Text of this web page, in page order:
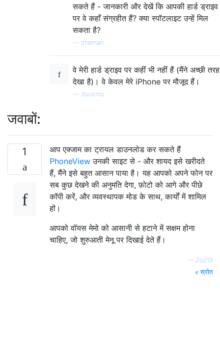
सकते हैं - जानकारी और देखें कि आपकी हार्ड ड्राइव
पर वे कहाँ संग्रहीत हैं? क्या स्पॉटलाइट उन्हें मिल
सकता है?
jtheman
वे मेरी हार्ड ड्राइव पर कहीं भी नहीं हैं (मैंने अच्छी तरह
देखा है)। वे केवल मेरे iPhone पर मौजूद हैं।
duozmo
जवाबों:
1
आप एक्जाम का ट्रायल डाउनलोड कर सकते हैं
PhoneViewउनकी साइट से - और शायद इसे खरीदते
हैं, मैंने इसे बहुत आसान पाया है। यह आपको अपने फोन पर
सब कुछ देखने की अनुमति देगा, फ़ोटो को आगे और पीछे
कॉपी करें, और व्यवस्थापक मोड के साथ, कार्यों में शामिल
हों।
आपको वॉयस मेमो को आसानी से हटाने में सक्षम होना
चाहिए, जो शुरुआती मेनू पर दिखाई देते हैं।
— Zo219
स्रोत